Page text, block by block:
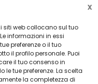
siti web collocano sul tuo
informazioni in essi
preferenze o il tuo
il profilo personale. Puoi
il tuo consenso in
tue preferenze. La scelta
la completezza di
X
scottati